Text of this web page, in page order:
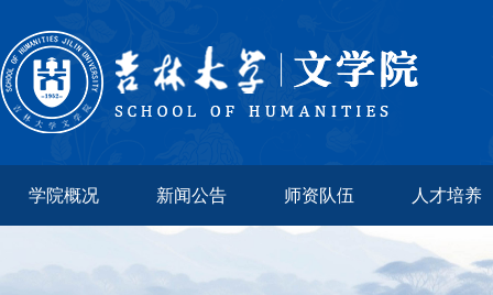
学院概况 新闻公告 师资队伍 人才培养